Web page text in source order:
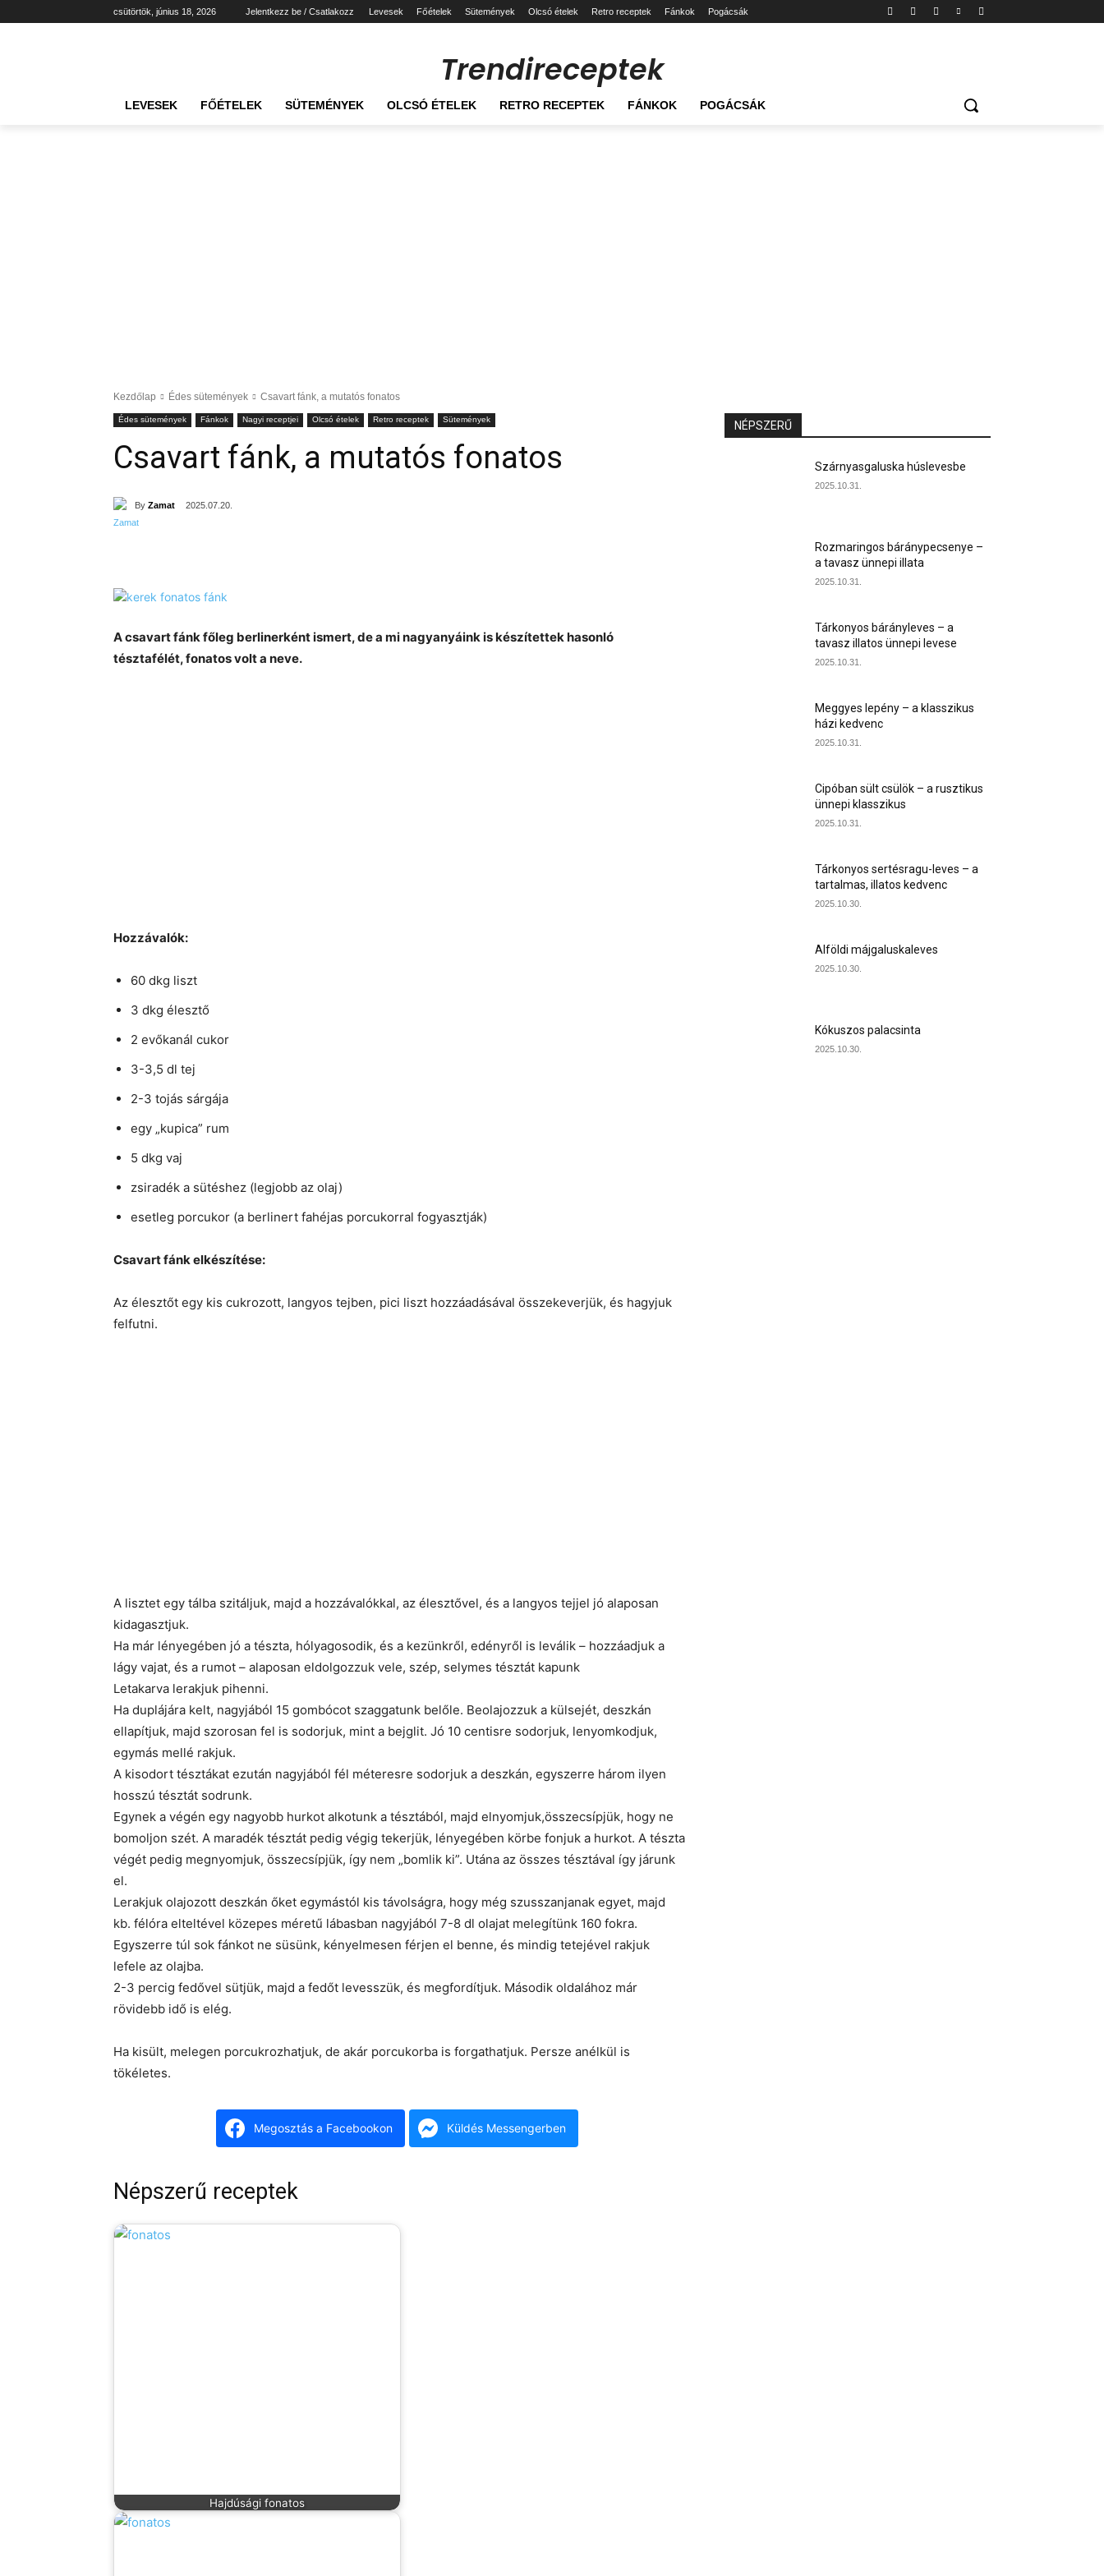
csütörtök, június 18, 2026 Jelentkezz be / Csatlakozz Levesek Főételek Sütemények Olcsó ételek Retro receptek Fánkok Pogácsák
Trendireceptek
LEVESEK FŐÉTELEK SÜTEMÉNYEK OLCSÓ ÉTELEK RETRO RECEPTEK FÁNKOK POGÁCSÁK
Kezdőlap Édes sütemények Csavart fánk, a mutatós fonatos
Édes sütemények Fánkok Nagyi receptjei Olcsó ételek Retro receptek Sütemények
Csavart fánk, a mutatós fonatos
By Zamat 2025.07.20.
A csavart fánk főleg berlinerként ismert, de a mi nagyanyáink is készítettek hasonló
tésztafélét, fonatos volt a neve.
Hozzávalók:
60 dkg liszt
3 dkg élesztő
2 evőkanál cukor
3-3,5 dl tej
2-3 tojás sárgája
egy „kupica” rum
5 dkg vaj
zsiradék a sütéshez (legjobb az olaj)
esetleg porcukor (a berlinert fahéjas porcukorral fogyasztják)
Csavart fánk elkészítése:
Az élesztőt egy kis cukrozott, langyos tejben, pici liszt hozzáadásával összekeverjük, és hagyjuk
felfutni.
A lisztet egy tálba szitáljuk, majd a hozzávalókkal, az élesztővel, és a langyos tejjel jó alaposan
kidagasztjuk.
Ha már lényegében jó a tészta, hólyagosodik, és a kezünkről, edényről is leválik – hozzáadjuk a
lágy vajat, és a rumot – alaposan eldolgozzuk vele, szép, selymes tésztát kapunk
Letakarva lerakjuk pihenni.
Ha duplájára kelt, nagyjából 15 gombócot szaggatunk belőle. Beolajozzuk a külsejét, deszkán
ellapítjuk, majd szorosan fel is sodorjuk, mint a bejglit. Jó 10 centisre sodorjuk, lenyomkodjuk,
egymás mellé rakjuk.
A kisodort tésztákat ezután nagyjából fél méteresre sodorjuk a deszkán, egyszerre három ilyen
hosszú tésztát sodrunk.
Egynek a végén egy nagyobb hurkot alkotunk a tésztából, majd elnyomjuk,összecsípjük, hogy ne
bomoljon szét. A maradék tésztát pedig végig tekerjük, lényegében körbe fonjuk a hurkot. A tészta
végét pedig megnyomjuk, összecsípjük, így nem „bomlik ki”. Utána az összes tésztával így járunk
el.
Lerakjuk olajozott deszkán őket egymástól kis távolságra, hogy még szusszanjanak egyet, majd
kb. félóra elteltével közepes méretű lábasban nagyjából 7-8 dl olajat melegítünk 160 fokra.
Egyszerre túl sok fánkot ne süsünk, kényelmesen férjen el benne, és mindig tetejével rakjuk
lefele az olajba.
2-3 percig fedővel sütjük, majd a fedőt levesszük, és megfordítjuk. Második oldalához már
rövidebb idő is elég.
Ha kisült, melegen porcukrozhatjuk, de akár porcukorba is forgathatjuk. Persze anélkül is
tökéletes.
Megosztás a Facebookon Küldés Messengerben
Népszerű receptek
Hajdúsági fonatos
NÉPSZERŰ
Szárnyasgaluska húslevesbe
2025.10.31.
Rozmaringos báránypecsenye –
a tavasz ünnepi illata
2025.10.31.
Tárkonyos bárányleves – a
tavasz illatos ünnepi levese
2025.10.31.
Meggyes lepény – a klasszikus
házi kedvenc
2025.10.31.
Cipóban sült csülök – a rusztikus
ünnepi klasszikus
2025.10.31.
Tárkonyos sertésragu-leves – a
tartalmas, illatos kedvenc
2025.10.30.
Alföldi májgaluskaleves
2025.10.30.
Kókuszos palacsinta
2025.10.30.